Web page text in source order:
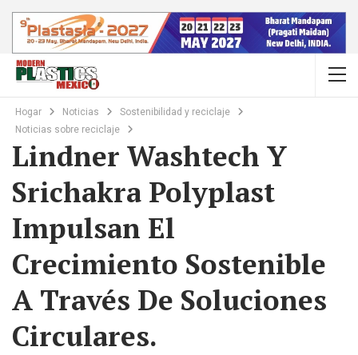
Hogar Noticias
Sostenibilidad y reciclaje
Noticias sobre reciclaje
Lindner Washtech Y
Srichakra Polyplast
Impulsan El
Crecimiento Sostenible
A Través De Soluciones
Circulares.